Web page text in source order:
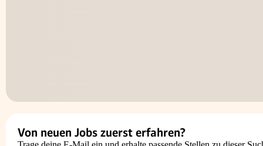
Von neuen Jobs zuerst erfahren?